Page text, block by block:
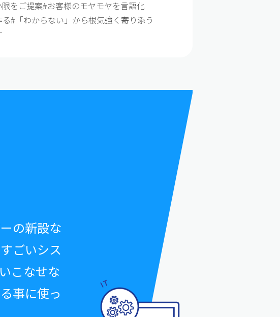
をご提案#お客様のモヤモヤを言語化
#「わからない」から根気強く寄り添う
の新設な
ごいシス
こなせな
事に使っ